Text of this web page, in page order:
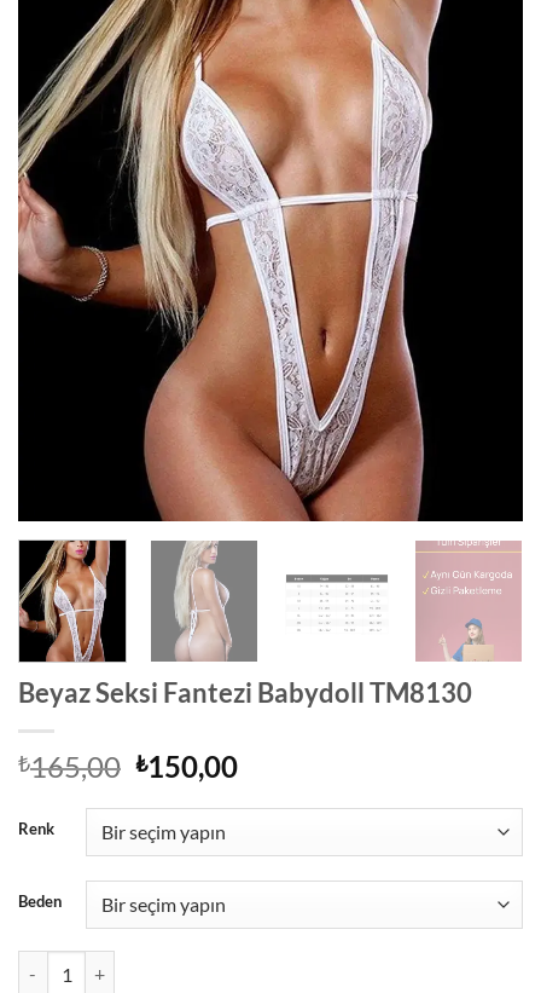
Beyaz Seksi Fantezi Babydoll TM8130
₺165,00 Orijinal
fiyat:
₺165,00.
₺150,00Şu
₺150,00.
Renk
Beden